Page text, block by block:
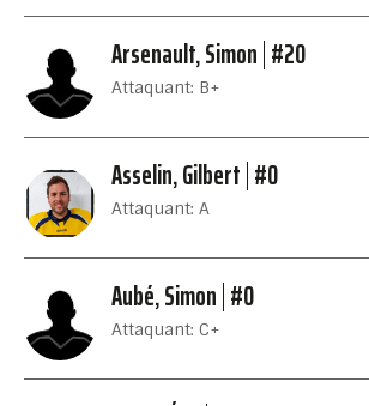
Arsenault, Simon #20
Attaquant: B+
Asselin, Gilbert #0
Attaquant: A
Aubé, Simon #0
Attaquant: C+